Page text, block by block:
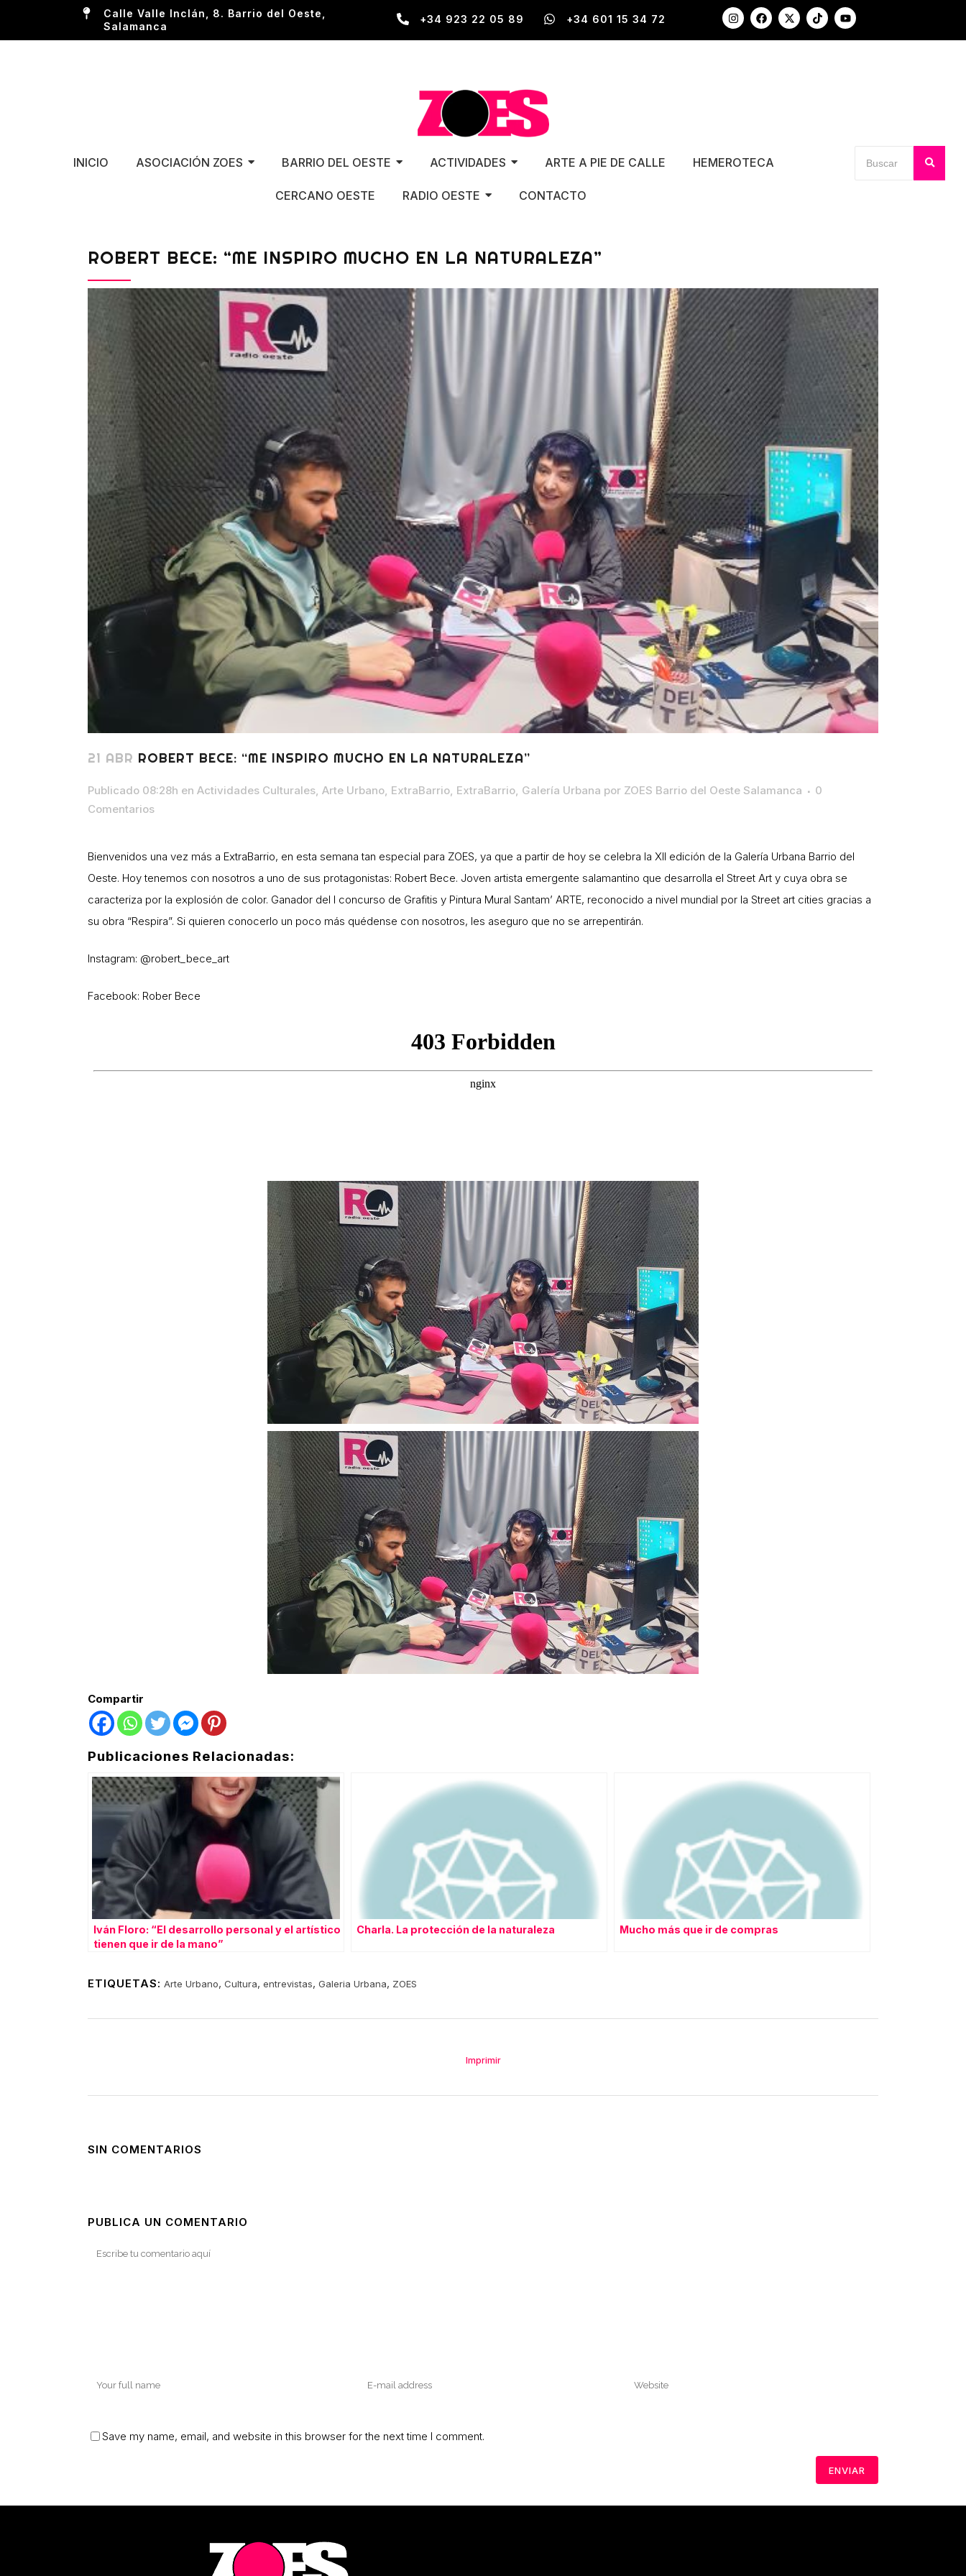
Calle Valle Inclán, 8. Barrio del Oeste,
Salamanca
+34 923 22 05 89 +34 601 15 34 72
INICIO ASOCIACIÓN ZOES BARRIO DEL OESTE ACTIVIDADES ARTE A PIE DE CALLE HEMEROTECA
CERCANO OESTE RADIO OESTE CONTACTO
ROBERT BECE: “ME INSPIRO MUCHO EN LA NATURALEZA”
21 ABR ROBERT BECE: “ME INSPIRO MUCHO EN LA NATURALEZA”
Publicado 08:28h en Actividades Culturales, Arte Urbano, ExtraBarrio, ExtraBarrio, Galería Urbana por ZOES Barrio del Oeste Salamanca
0
Comentarios
Bienvenidos una vez más a ExtraBarrio, en esta semana tan especial para ZOES, ya que a partir de hoy se celebra la XII edición de la Galería Urbana Barrio del
Oeste. Hoy tenemos con nosotros a uno de sus protagonistas: Robert Bece. Joven artista emergente salamantino que desarrolla el Street Art y cuya obra se
caracteriza por la explosión de color. Ganador del I concurso de Grafitis y Pintura Mural Santam’ ARTE, reconocido a nivel mundial por la Street art cities gracias a
su obra “Respira”. Si quieren conocerlo un poco más quédense con nosotros, les aseguro que no se arrepentirán.
Instagram: @robert_bece_art
Facebook: Rober Bece
Compartir
Publicaciones Relacionadas:
Iván Floro: “El desarrollo personal y el artístico
tienen que ir de la mano”
Charla. La protección de la naturaleza Mucho más que ir de compras
ETIQUETAS: Arte Urbano, Cultura, entrevistas, Galeria Urbana, ZOES
Imprimir
SIN COMENTARIOS
PUBLICA UN COMENTARIO
Save my name, email, and website in this browser for the next time I comment.